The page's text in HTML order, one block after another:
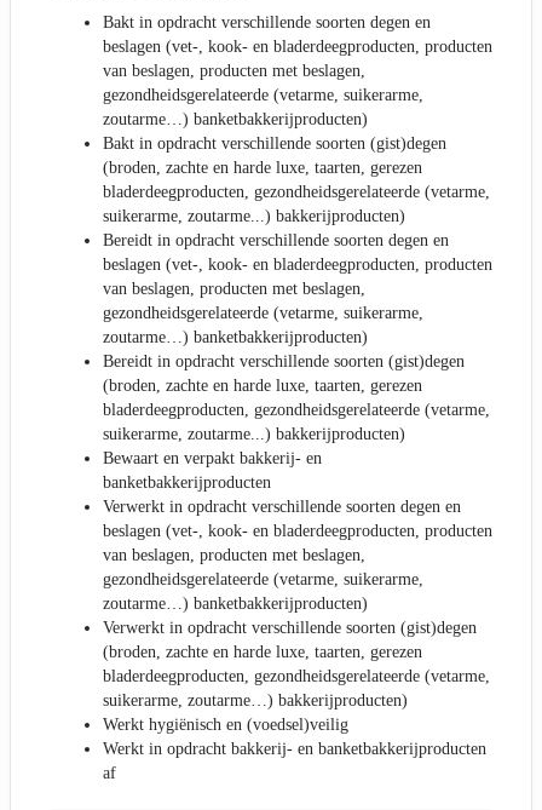
Bakt in opdracht verschillende soorten degen en
beslagen (vet-, kook- en bladerdeegproducten, producten
van beslagen, producten met beslagen,
gezondheidsgerelateerde (vetarme, suikerarme,
zoutarme…) banketbakkerijproducten)
Bakt in opdracht verschillende soorten (gist)degen
(broden, zachte en harde luxe, taarten, gerezen
bladerdeegproducten, gezondheidsgerelateerde (vetarme,
suikerarme, zoutarme...) bakkerijproducten)
Bereidt in opdracht verschillende soorten degen en
beslagen (vet-, kook- en bladerdeegproducten, producten
van beslagen, producten met beslagen,
gezondheidsgerelateerde (vetarme, suikerarme,
zoutarme…) banketbakkerijproducten)
Bereidt in opdracht verschillende soorten (gist)degen
(broden, zachte en harde luxe, taarten, gerezen
bladerdeegproducten, gezondheidsgerelateerde (vetarme,
suikerarme, zoutarme...) bakkerijproducten)
Bewaart en verpakt bakkerij- en
banketbakkerijproducten
Verwerkt in opdracht verschillende soorten degen en
beslagen (vet-, kook- en bladerdeegproducten, producten
van beslagen, producten met beslagen,
gezondheidsgerelateerde (vetarme, suikerarme,
zoutarme…) banketbakkerijproducten)
Verwerkt in opdracht verschillende soorten (gist)degen
(broden, zachte en harde luxe, taarten, gerezen
bladerdeegproducten, gezondheidsgerelateerde (vetarme,
suikerarme, zoutarme…) bakkerijproducten)
Werkt hygiënisch en (voedsel)veilig
Werkt in opdracht bakkerij- en banketbakkerijproducten
af